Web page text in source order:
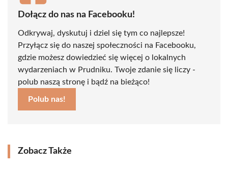
Dołącz do nas na Facebooku!
Odkrywaj, dyskutuj i dziel się tym co najlepsze!
Przyłącz się do naszej społeczności na Facebooku,
gdzie możesz dowiedzieć się więcej o lokalnych
wydarzeniach w Prudniku. Twoje zdanie się liczy -
polub naszą stronę i bądź na bieżąco!
Polub nas!
Zobacz Także